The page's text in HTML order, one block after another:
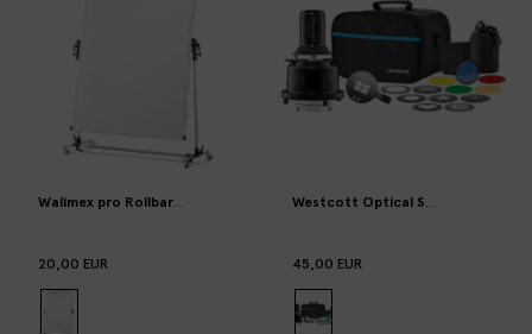
Walimex pro Rollbares Reflektorpanel 150x200cm
20,00 EUR
Westcott Optical Snoot
45,00 EUR